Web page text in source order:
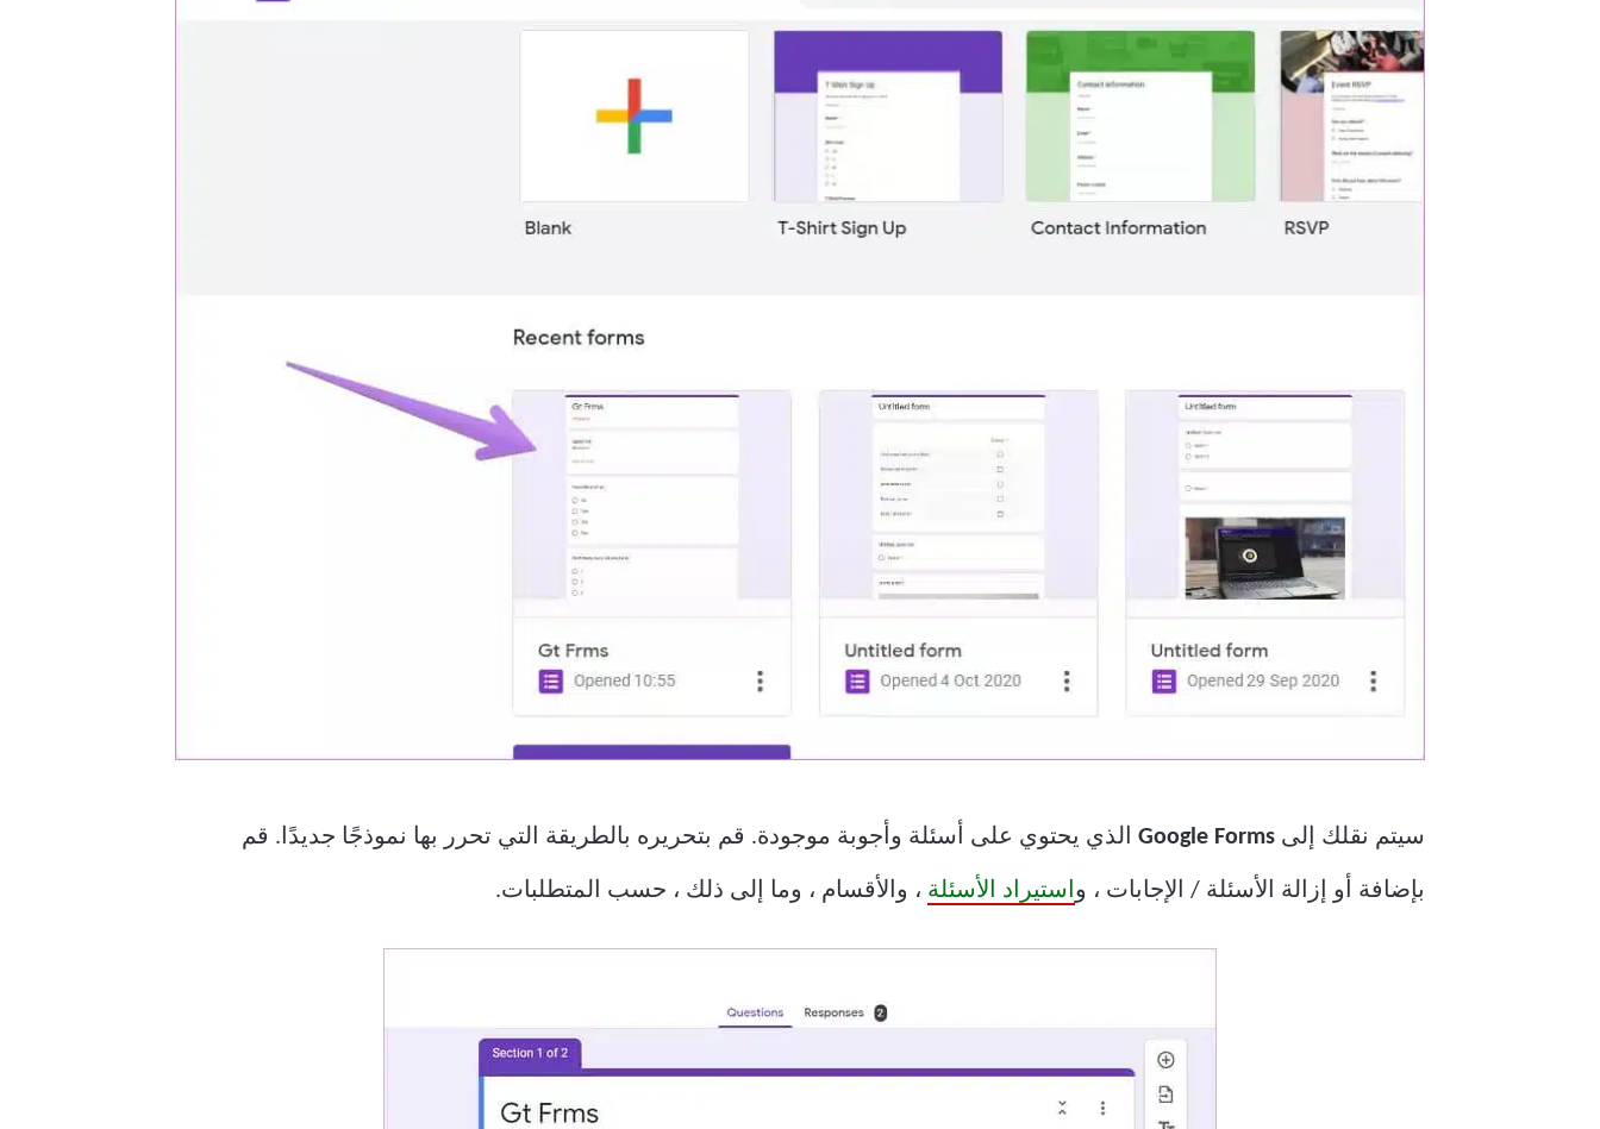
سيتم نقلك إلى الذي يحتوي على أسئلة وأجوبة موجودة. قم بتحريره بالطريقة التي تحرر بها نموذجًا جديدًا. قم
بإضافة أو إزالة الأسئلة / الإجابات ، و استيراد الأسئلة ، والأقسام ، وما إلى ذلك ، حسب المتطلبات.